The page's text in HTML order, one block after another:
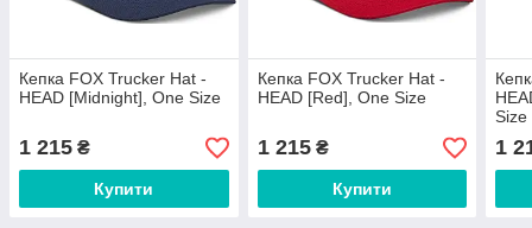
Кепка FOX Trucker Hat -
HEAD [Midnight], One Size
1 215 ₴
Купити
Кепка FOX Trucker Hat -
HEAD [Red], One Size
1 215₴
Купити
Size
1